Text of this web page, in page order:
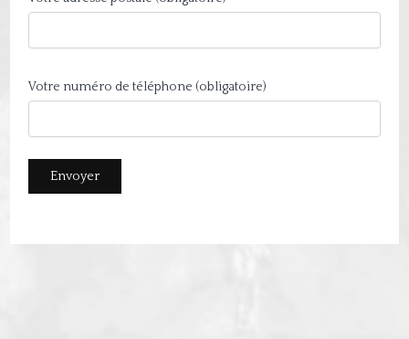
Votre numéro de téléphone (obligatoire)